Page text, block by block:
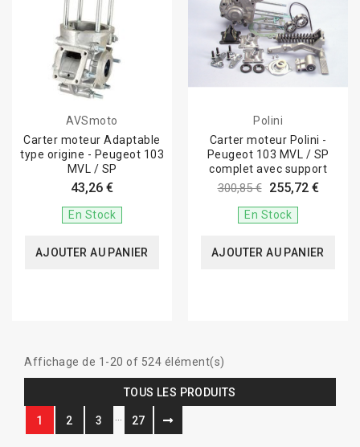
AVSmoto
Carter moteur Adaptable
type origine - Peugeot 103
MVL / SP
43,26 €
En Stock
AJOUTER AU PANIER
Polini
Carter moteur Polini -
Peugeot 103 MVL / SP
complet avec support
300,85 € 255,72 €
En Stock
AJOUTER AU PANIER
Affichage de 1-20 of 524 élément(s)
TOUS LES PRODUITS
1 2 3 27